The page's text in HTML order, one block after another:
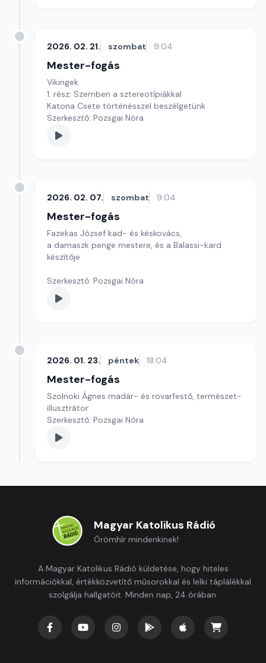
2026. 02. 21. szombat 9:04
Mester-fogás
Vikingek
1. rész: Szemben a sztereotípiákkal
Katona Csete történésszel beszélgetünk
Szerkesztő: Pozsgai Nóra
2026. 02. 07. szombat 9:04
Mester-fogás
Fazekas József kad- és késkovács,
a damaszk penge mestere, és a Balassi-kard
készítője
Szerkesztő: Pozsgai Nóra
2026. 01. 23. péntek 18:04
Mester-fogás
Szolnoki Ágnes madár- és rovarfestő, természet-
illusztrátor
Szerkesztő: Pozsgai Nóra
Magyar Katolikus Rádió
Örömhír mindenkinek!
A Magyar Katolikus Rádió küldetése, hogy hiteles
információkkal, értékközvetítő műsorokkal és lelki táplálékkal
szolgálja hallgatóit. Minden nap, 24 órában.